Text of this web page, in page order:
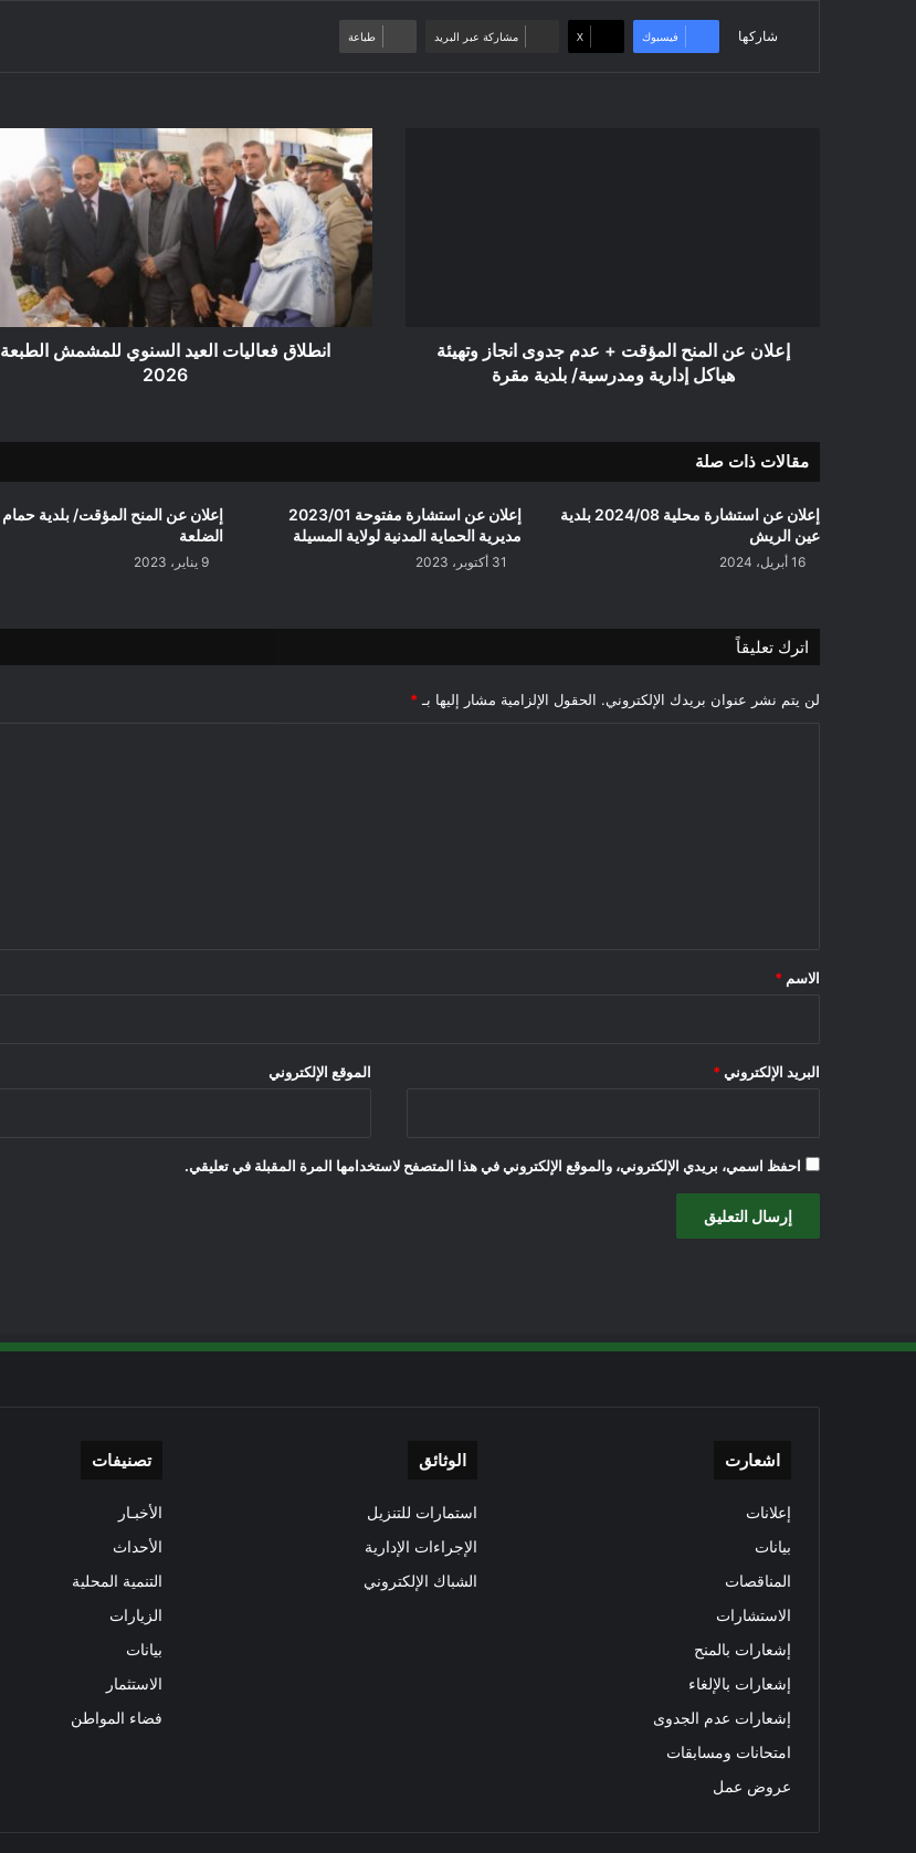
شاركها فيسبوك ‫X مشاركة عبر البريد طباعة
هياكل
مقرة
إعلان عن المنح المؤقت + عدم جدوى انجاز وتهيئة
هياكل إدارية ومدرسية/ بلدية مقرة
انطلاق
فعاليات
العيد
السنوي
للمشمش
الطبعة
2026
انطلاق فعاليات العيد السنوي للمشمش الطبعة
2026
مقالات ذات صلة
إعلان عن استشارة محلية 2024/08 بلدية
عين الريش
16 أبريل، 2024
إعلان عن استشارة مفتوحة 2023/01
مديرية الحماية المدنية لولاية المسيلة
31 أكتوبر، 2023
إعلان عن المنح المؤقت/ بلدية حمام
الضلعة
9 يناير، 2023
اترك تعليقاً
لن يتم نشر عنوان بريدك الإلكتروني. الحقول الإلزامية مشار إليها بـ *
*
الاسم *
البريد الإلكتروني * الموقع الإلكتروني
احفظ اسمي، بريدي الإلكتروني، والموقع الإلكتروني في هذا المتصفح لاستخدامها المرة المقبلة في تعليقي.
اشعارت
إعلانات
بيانات
المناقصات
الاستشارات
إشعارات بالمنح
إشعارات بالإلغاء
إشعارات عدم الجدوى
امتحانات ومسابقات
عروض عمل
الوثائق
استمارات للتنزيل
الإجراءات الإدارية
الشباك الإلكتروني
تصنيفات
الأخبـار
الأحداث
التنمية المحلية
الزيارات
بيانات
الاستثمار
فضاء المواطن